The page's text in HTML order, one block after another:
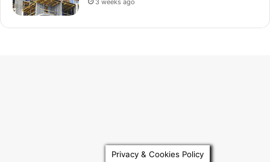
Privacy & Cookies Policy